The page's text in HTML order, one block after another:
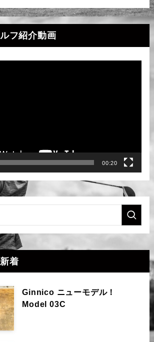
フ紹介動画
00:20
着
Ginnico ニューモデル！
Model 03C